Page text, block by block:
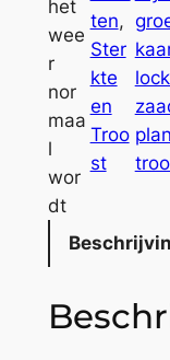
A
f
t
e
l
l
e
e
:
het
wee
r
nor
maa
l
wor
dt
ten
Ster
kte
en
Troo
st